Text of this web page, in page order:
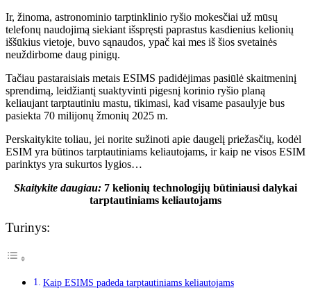
Ir, žinoma, astronominio tarptinklinio ryšio mokesčiai už mūsų
telefonų naudojimą siekiant išspręsti paprastus kasdienius kelionių
iššūkius vietoje, buvo sąnaudos, ypač kai mes iš šios svetainės
neuždirbome daug pinigų.
Tačiau pastaraisiais metais ESIMS padidėjimas pasiūlė skaitmeninį
sprendimą, leidžiantį suaktyvinti pigesnį korinio ryšio planą
keliaujant tarptautiniu mastu, tikimasi, kad visame pasaulyje bus
pasiekta 70 milijonų žmonių 2025 m.
Perskaitykite toliau, jei norite sužinoti apie daugelį priežasčių, kodėl
ESIM yra būtinos tarptautiniams keliautojams, ir kaip ne visos ESIM
parinktys yra sukurtos lygios…
Skaitykite daugiau: 7 kelionių technologijų būtiniausi dalykai
tarptautiniams keliautojams
Turinys:
Kaip ESIMS padeda tarptautiniams keliautojams